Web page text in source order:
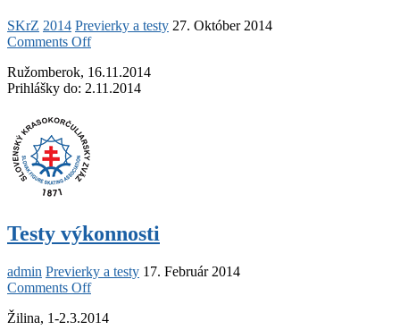
SKrZ 2014 Previerky a testy 27. Október 2014
Comments Offon
výkonnosti
Ružomberok, 16.11.2014
Prihlášky do: 2.11.2014
Testy výkonnosti
admin Previerky a testy 17. Február 2014
Comments Offon
výkonnosti
Žilina, 1-2.3.2014